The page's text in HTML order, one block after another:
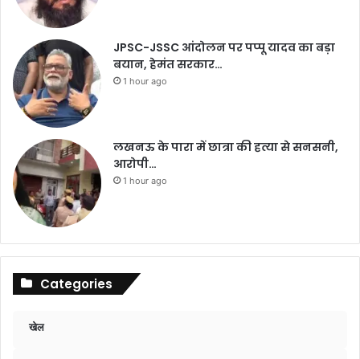
JPSC-JSSC आंदोलन पर पप्पू यादव का बड़ा
बयान, हेमंत सरकार…
1 hour ago
लखनऊ के पारा में छात्रा की हत्या से सनसनी,
आरोपी…
1 hour ago
Categories
खेल